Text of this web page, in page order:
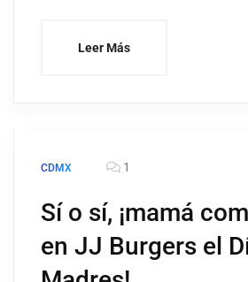
Leer Más
CDMX 1
Sí o sí, ¡mamá
en JJ Burgers el